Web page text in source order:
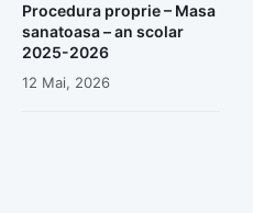
Procedura proprie – Masa
sanatoasa – an scolar
2025-2026
12 Mai, 2026